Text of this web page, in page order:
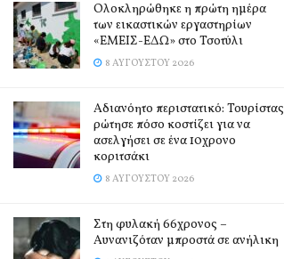
Ολοκληρώθηκε η πρώτη ημέρα
των εικαστικών εργαστηρίων
«ΕΜΕΙΣ-ΕΔΩ» στο Τσοτύλι
8 ΑΥΓΟΎΣΤΟΥ 2026
Αδιανόητο περιστατικό: Τουρίστας
ρώτησε πόσο κοστίζει για να
ασελγήσει σε ένα 10χρονο
κοριτσάκι
8 ΑΥΓΟΎΣΤΟΥ 2026
Στη φυλακή 66χρονος –
Αυνανιζόταν μπροστά σε ανήλικη